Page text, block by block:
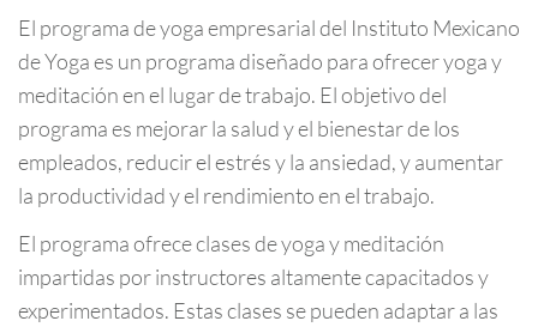
El programa de yoga empresarial del Instituto Mexicano
de Yoga es un programa diseñado para ofrecer yoga y
meditación en el lugar de trabajo. El objetivo del
programa es mejorar la salud y el bienestar de los
empleados, reducir el estrés y la ansiedad, y aumentar
la productividad y el rendimiento en el trabajo.
El programa ofrece clases de yoga y meditación
impartidas por instructores altamente capacitados y
experimentados. Estas clases se pueden adaptar a las